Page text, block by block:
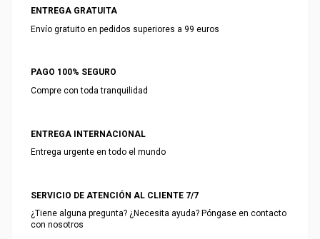
ENTREGA GRATUITA
Envío gratuito en pedidos superiores a 99 euros
PAGO 100% SEGURO
Compre con toda tranquilidad
ENTREGA INTERNACIONAL
Entrega urgente en todo el mundo
SERVICIO DE ATENCIÓN AL CLIENTE 7/7
¿Tiene alguna pregunta? ¿Necesita ayuda? Póngase en contacto
con nosotros